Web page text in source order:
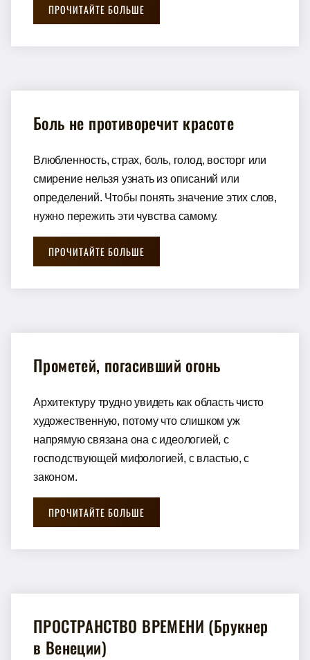
ПРОЧИТАЙТЕ БОЛЬШЕ
Боль не противоречит красоте
Влюбленность, страх, боль, голод, восторг или
смирение нельзя узнать из описаний или
определений. Чтобы понять значение этих слов,
нужно пережить эти чувства самому.
ПРОЧИТАЙТЕ БОЛЬШЕ
Прометей, погасивший огонь
Архитектуру трудно увидеть как область чисто
художественную, потому что слишком уж
напрямую связана она с идеологией, с
господствующей мифологией, с властью, с
законом.
ПРОЧИТАЙТЕ БОЛЬШЕ
ПРОСТРАНСТВО ВРЕМЕНИ (Брукнер
в Венеции)